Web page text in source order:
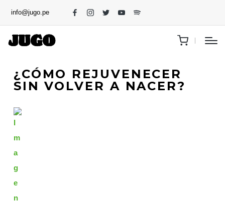
info@jugo.pe
¿CÓMO REJUVENECER
SIN VOLVER A NACER?